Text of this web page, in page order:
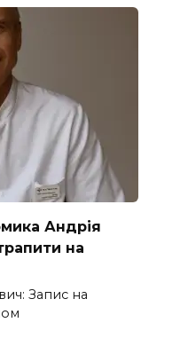
Андрія
на
Запис на